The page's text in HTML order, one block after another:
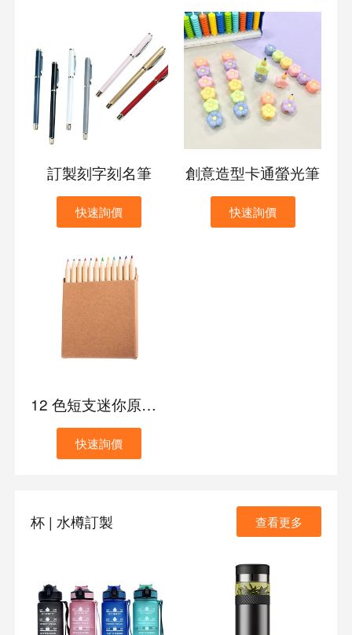
訂製刻字刻名筆
快速詢價
創意造型卡通螢光筆
快速詢價
12 色短支迷你原木彩鉛套裝
快速詢價
杯 | 水樽訂製 查看更多